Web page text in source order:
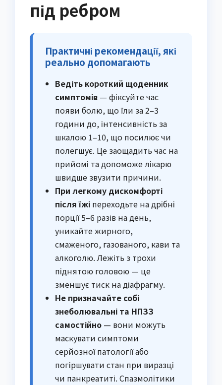
під ребром
Практичні рекомендації, які
реально допомагають
Ведіть короткий щоденник
симптомів — фіксуйте час
появи болю, що їли за 2–3
години до, інтенсивність за
шкалою 1–10, що посилює чи
полегшує. Це заощадить час на
прийомі та допоможе лікарю
швидше звузити причини.
При легкому дискомфорті
після їжі переходьте на дрібні
порції 5–6 разів на день,
уникайте жирного,
смаженого, газованого, кави та
алкоголю. Лежіть з трохи
піднятою головою — це
зменшує тиск на діафрагму.
Не призначайте собі
знеболювальні та НПЗЗ
самостійно — вони можуть
маскувати симптоми
серйозної патології або
погіршувати стан при виразці
чи панкреатиті. Спазмолітики